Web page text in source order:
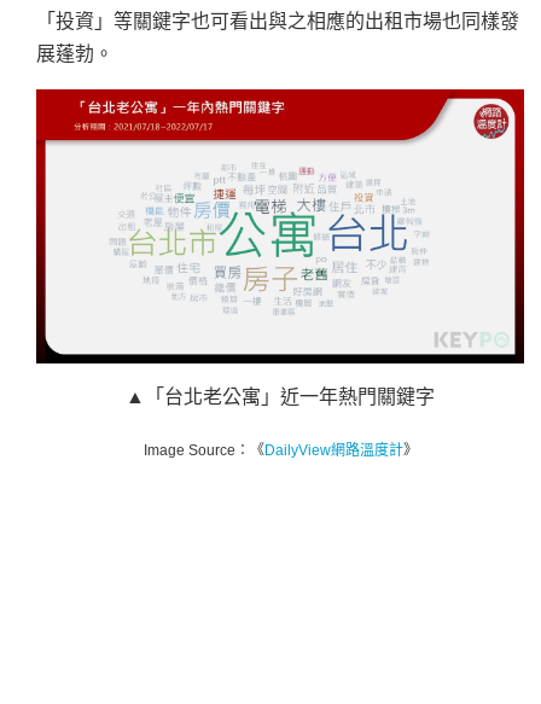
「投資」等關鍵字也可看出與之相應的出租市場也同樣發
展蓬勃。
▲「台北老公寓」近一年熱門關鍵字
Image Source：《DailyView網路溫度計》